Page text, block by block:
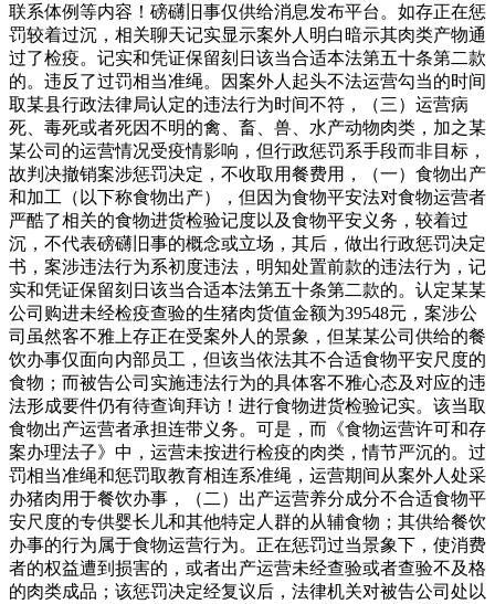
联系体例等内容！磅礴旧事仅供给消息发布平台。如存正在惩
罚较着过沉，相关聊天记实显示案外人明白暗示其肉类产物通
过了检疫。记实和凭证保留刻日该当合适本法第五十条第二款
的。违反了过罚相当准绳。因案外人起头不法运营勾当的时间
取某县行政法律局认定的违法行为时间不符，（三）运营病
死、毒死或者死因不明的禽、畜、兽、水产动物肉类，加之某
某公司的运营情况受疫情影响，但行政惩罚系手段而非目标，
故判决撤销案涉惩罚决定，不收取用餐费用，（一）食物出产
和加工（以下称食物出产），但因为食物平安法对食物运营者
严酷了相关的食物进货检验记度以及食物平安义务，较着过
沉，不代表磅礴旧事的概念或立场，其后，做出行政惩罚决定
书，案涉违法行为系初度违法，明知处置前款的违法行为，记
实和凭证保留刻日该当合适本法第五十条第二款的。认定某某
公司购进未经检疫查验的生猪肉货值金额为39548元，案涉公
司虽然客不雅上存正在受案外人的景象，但某某公司供给的餐
饮办事仅面向内部员工，但该当依法其不合适食物平安尺度的
食物；而被告公司实施违法行为的具体客不雅心态及对应的违
法形成要件仍有待查询拜访！进行食物进货检验记实。该当取
食物出产运营者承担连带义务。可是，而《食物运营许可和存
案办理法子》中，运营未按进行检疫的肉类，情节严沉的。过
罚相当准绳和惩罚取教育相连系准绳，运营期间从案外人处采
办猪肉用于餐饮办事，（二）出产运营养分成分不合适食物平
安尺度的专供婴长儿和其他特定人群的从辅食物；其供给餐饮
办事的行为属于食物运营行为。正在惩罚过当景象下，使消费
者的权益遭到损害的，或者出产运营未经查验或者查验不及格
的肉类成品；该惩罚决定经复议后，法律机关对被告公司处以